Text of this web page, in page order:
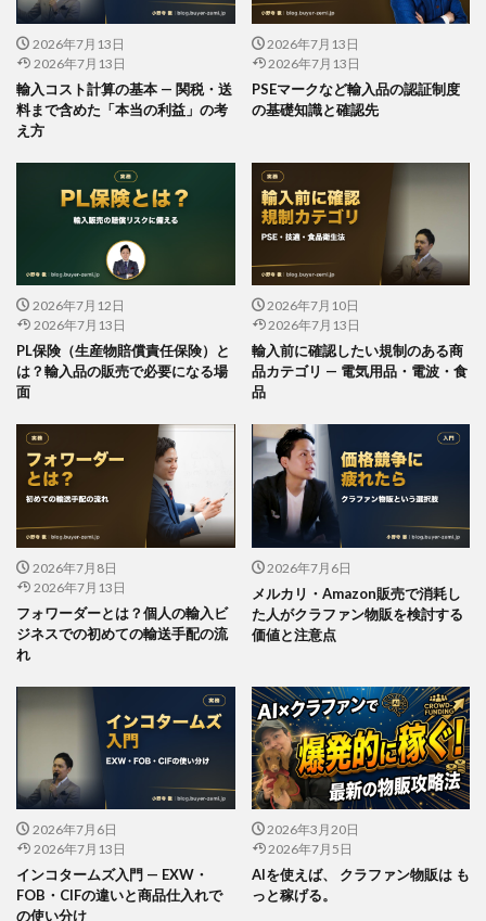
2026年7月13日
2026年7月13日
輸入コスト計算の基本 — 関税・送
料まで含めた「本当の利益」の考
え方
2026年7月13日
2026年7月13日
PSEマークなど輸入品の認証制度
の基礎知識と確認先
2026年7月12日
2026年7月13日
PL保険（生産物賠償責任保険）と
は？輸入品の販売で必要になる場
面
2026年7月10日
2026年7月13日
輸入前に確認したい規制のある商
品カテゴリ — 電気用品・電波・食
品
2026年7月8日
2026年7月13日
フォワーダーとは？個人の輸入ビ
ジネスでの初めての輸送手配の流
れ
2026年7月6日
メルカリ・Amazon販売で消耗し
た人がクラファン物販を検討する
価値と注意点
2026年7月6日
2026年7月13日
インコタームズ入門 — EXW・
FOB・CIFの違いと商品仕入れで
の使い分け
2026年3月20日
2026年7月5日
AIを使えば、 クラファン物販は も
っと稼げる。